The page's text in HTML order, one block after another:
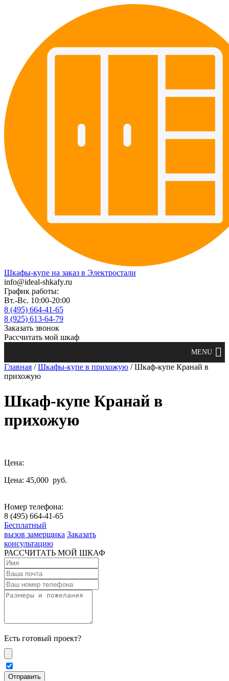
Шкафы-купе на заказ в Электростали
info@ideal-shkafy.ru
График работы:
Вт.-Вс. 10:00-20:00
8 (495) 664-41-65
8 (925) 613-64-79
Заказать звонок
Рассчитать мой шкаф
Главная /Шкафы-купе в прихожую / Шкаф-купе Кранай в
прихожую
Шкаф-купе Кранай в
прихожую
Цена:
Цена: 45,000 руб.
Номер телефона:
8 (495) 664-41-65
Бесплатный
вызов замерщика Заказать
консультацию
РАССЧИТАТЬ МОЙ ШКАФ
Есть готовый проект?